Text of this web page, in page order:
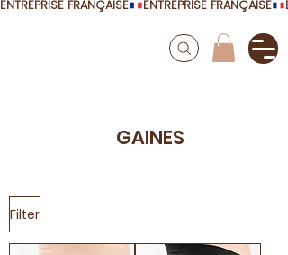
ENTREPRISE FRANÇAISE
GAINES
Filter